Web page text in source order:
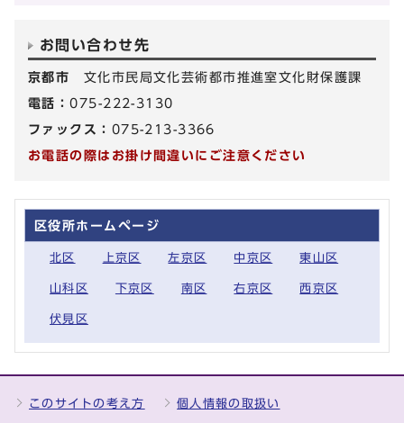
お問い合わせ先
京都市 文化市民局文化芸術都市推進室文化財保護課
電話：075-222-3130
ファックス： 075-213-3366
お電話の際はお掛け間違いにご注意ください
区役所ホームページ
北区 上京区 左京区 中京区 東山区
山科区 下京区 南区 右京区 西京区
伏見区
このサイトの考え方 個人情報の取扱い